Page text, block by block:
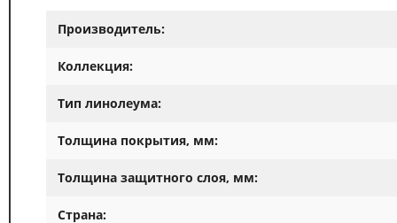
Производитель:
Коллекция:
Тип линолеума:
Толщина покрытия, мм:
Толщина защитного слоя, мм:
Страна: